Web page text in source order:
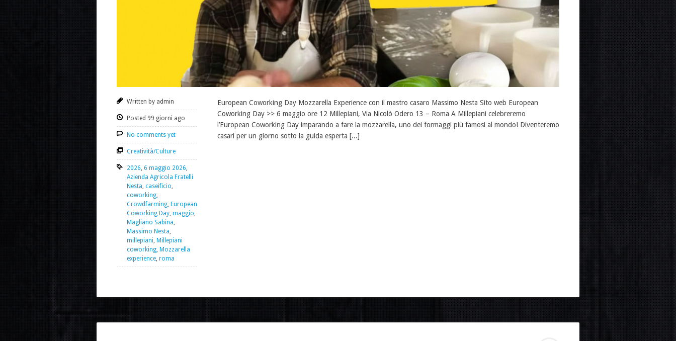
Written by admin
Posted 99 giorni ago
No comments yet
Creatività/Culture
2026, 6 maggio 2026,
Azienda Agricola Fratelli
Nesta, caseificio,
coworking,
Crowdfarming, European
Coworking Day, maggio,
Magliano Sabina,
Massimo Nesta,
millepiani, Millepiani
coworking, Mozzarella
experience, roma
European Coworking Day Mozzarella Experience con il mastro casaro Massimo Nesta Sito web European
Coworking Day >> 6 maggio ore 12 Millepiani, Via Nicolò Odero 13 – Roma A Millepiani celebreremo
l’European Coworking Day imparando a fare la mozzarella, uno dei formaggi più famosi al mondo! Diventeremo
casari per un giorno sotto la guida esperta [...]